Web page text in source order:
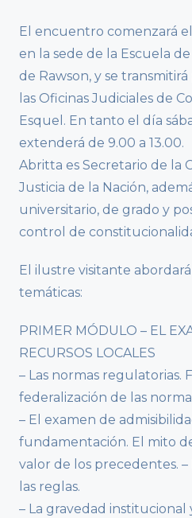
El encuentro comenzará el
en la sede de la Escuela
de Rawson, y se
las Oficinas Judiciales de
Esquel. En tanto el día
extenderá de 9.00 a 13.00.
Abritta es Secretario de la
Justicia de la Nación,
universitario, de grado y
control de
El ilustre visitante
temáticas:
PRIMER MÓDULO – EL
RECURSOS LOCALES
– Las normas regulatorias.
federalización de las
– El examen de
fundamentación. El mito
valor de los precedentes. –
las reglas.
– La gravedad institucional